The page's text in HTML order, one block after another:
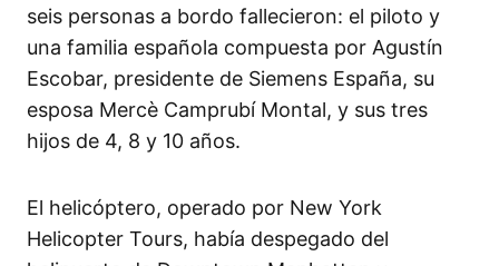
seis personas a bordo fallecieron: el piloto y
una familia española compuesta por Agustín
Escobar, presidente de Siemens España, su
esposa Mercè Camprubí Montal, y sus tres
hijos de 4, 8 y 10 años.
El helicóptero, operado por New York
Helicopter Tours, había despegado del